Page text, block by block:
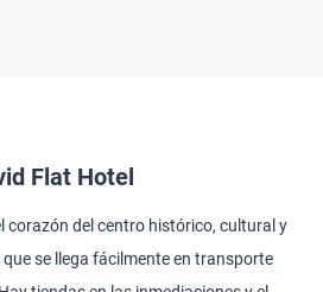
Flat Hotel
corazón del centro histórico, cultural y
se llega fácilmente en transporte